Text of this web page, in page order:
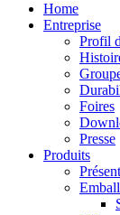
Home
Entreprise
Profil
Foires
Presse
Produits